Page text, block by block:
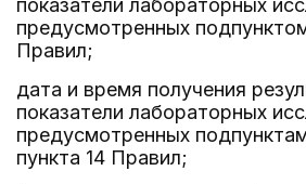
показатели лабораторных
предусмотренных
Правил;
дата и время получения
показатели лабораторных
предусмотренных
пункта 14 Правил;